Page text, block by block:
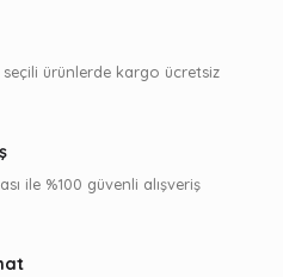
ürünlerde kargo ücretsiz
ile %100 güvenli alışveriş